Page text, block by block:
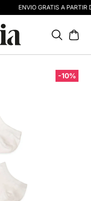
ENVIO GRATIS A
-10%